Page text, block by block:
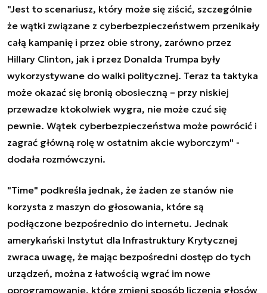
"Jest to scenariusz, który może się ziścić, szczególnie
że wątki związane z cyberbezpieczeństwem przenikały
całą kampanię i przez obie strony, zarówno przez
Hillary Clinton, jak i przez Donalda Trumpa były
wykorzystywane do walki politycznej. Teraz ta taktyka
może okazać się bronią obosieczną – przy niskiej
przewadze ktokolwiek wygra, nie może czuć się
pewnie. Wątek cyberbezpieczeństwa może powrócić i
zagrać główną rolę w ostatnim akcie wyborczym" -
dodała rozmówczyni.
"Time" podkreśla jednak, że żaden ze stanów nie
korzysta z maszyn do głosowania, które są
podłączone bezpośrednio do internetu. Jednak
amerykański Instytut dla Infrastruktury Krytycznej
zwraca uwagę, że mając bezpośredni dostęp do tych
urządzeń, można z łatwością wgrać im nowe
oprogramowanie, które zmieni sposób liczenia głosów